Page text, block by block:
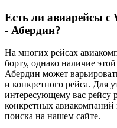
Есть ли авиарейсы
- Абердин?
На многих рейсах
борту, однако наличие
Абердин может
и конкретного рейса. Для
интересующему вас рейсу
конкретных авиакомпаний
поиска на нашем сайте.